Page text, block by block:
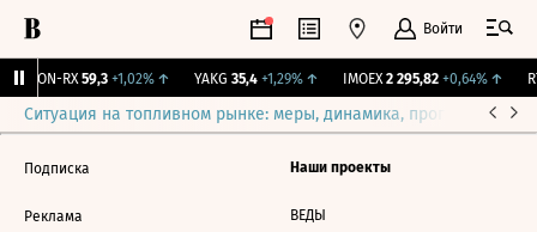
Войти
VEON-RX 59,3 +1,02%↑ YAKG 35,4 +1,29%↑ IMOEX 2 295,82 +0,64%↑
Ситуация на топливном рынке: меры, динамика, прогнозы
Подписка
Реклама
Наши проекты
ВЕДЫ